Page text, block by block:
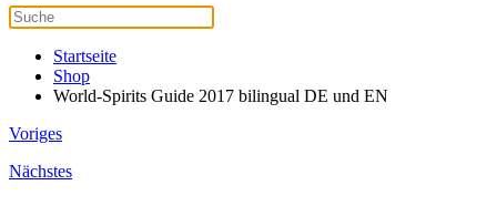
Startseite
Shop
World-Spirits Guide 2017 bilingual DE und EN
Voriges
Nächstes